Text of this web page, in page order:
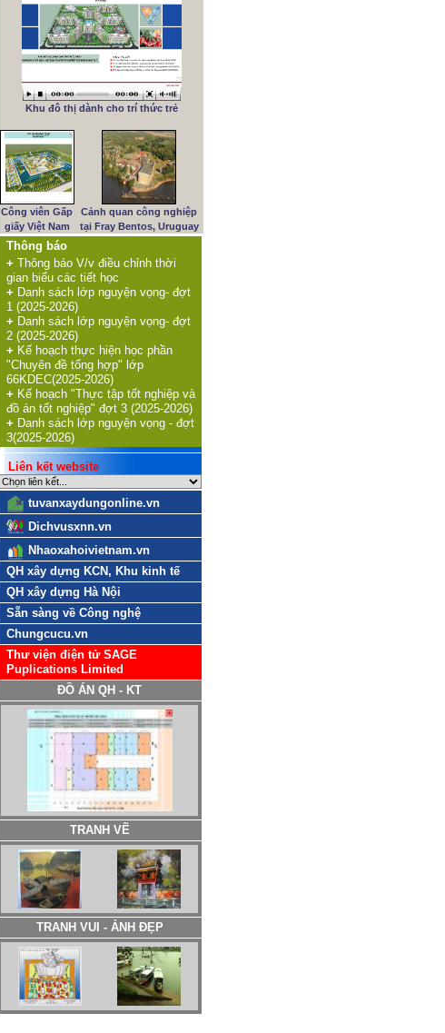
Khu đô thị dành cho trí thức trẻ
Công viên Gấp
giấy Việt Nam
Cảnh quan công nghiệp
tại Fray Bentos, Uruguay
Thông báo
+ Thông báo V/v điều chỉnh thời
gian biểu các tiết học
+ Danh sách lớp nguyện vọng- đợt
1 (2025-2026)
+ Danh sách lớp nguyện vọng- đợt
2 (2025-2026)
+ Kế hoạch thực hiện học phần
"Chuyên đề tổng hợp" lớp
66KDEC(2025-2026)
+ Kế hoạch "Thực tập tốt nghiệp và
đồ án tốt nghiệp" đợt 3 (2025-2026)
+ Danh sách lớp nguyện vọng - đợt
3(2025-2026)
Liên kết website
tuvanxaydungonline.vn
Dichvusxnn.vn
Nhaoxahoivietnam.vn
QH xây dựng KCN, Khu kinh tế
QH xây dựng Hà Nội
Sẵn sàng về Công nghệ
Chungcucu.vn
Thư viện điện tử SAGE
Puplications Limited
ĐỒ ÁN QH - KT
TRANH VẼ
TRANH VUI - ẢNH ĐẸP